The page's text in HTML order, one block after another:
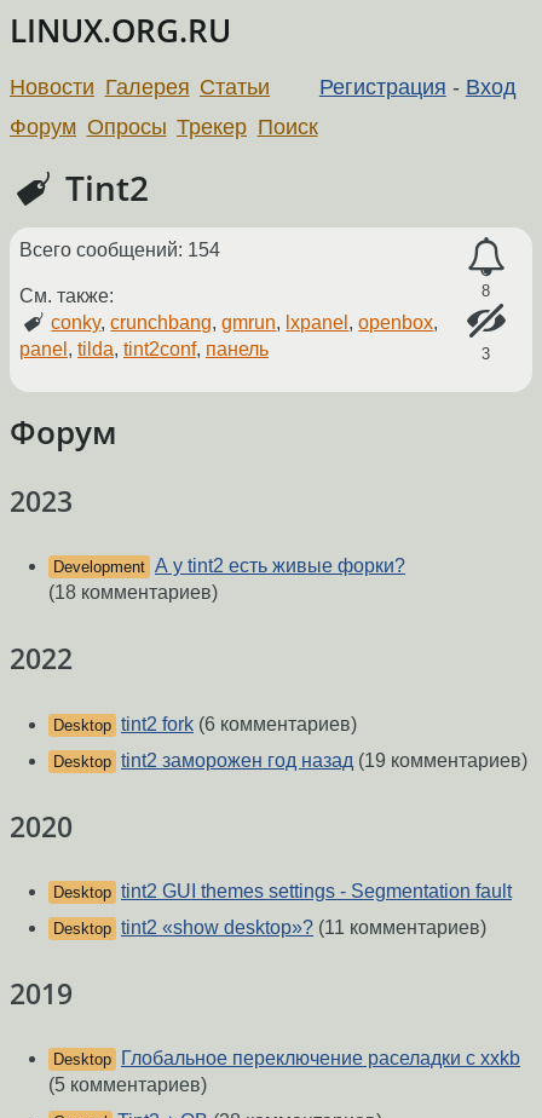
LINUX.ORG.RU
Регистрация - Вход
Новости Галерея Статьи
Форум Опросы Трекер Поиск
Tint2
8
3
Всего сообщений: 154
См. также:
conky,crunchbang,gmrun, lxpanel ,openbox,
panel , tilda, tint2conf, панель
Форум
2023
Development А у tint2 есть живые форки?
(18 комментариев)
2022
Desktop tint2 fork (6 комментариев)
Desktop tint2 заморожен год назад (19 комментариев)
2020
Desktop tint2 GUI themes settings - Segmentation fault
Desktop tint2 «show desktop»? (11 комментариев)
2019
Desktop
Глобальное переключение раселадки с xxkb
(5 комментариев)